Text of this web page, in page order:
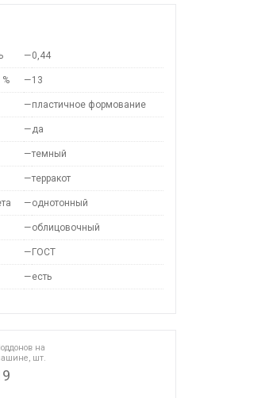
—0,44
—13
—пластичное формование
—да
—темный
—терракот
—однотонный
—облицовочный
— ГОСТ
—есть
на
шт.